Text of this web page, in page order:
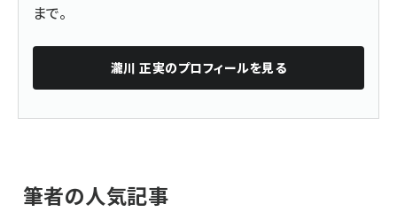
まで。
瀧川 正実のプロフィールを見る
筆者の人気記事